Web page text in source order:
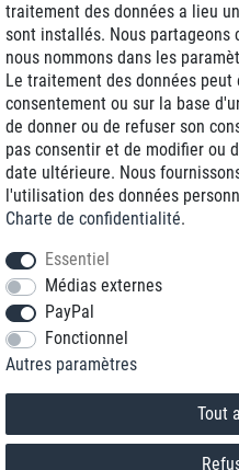
Frais
+33 1
* Vous pouvez nous joindre aux
traitement des données a lieu
sont installés. Nous partageons
nous nommons dans les
Le traitement des données
consentement ou sur la base
de donner ou de refuser son
pas consentir et de modifier ou
date ultérieure. Nous
l'utilisation des données
Charte de confidentialité.
Essentiel
Médias externes
PayPal
Fonctionnel
Autres paramètres
Tout